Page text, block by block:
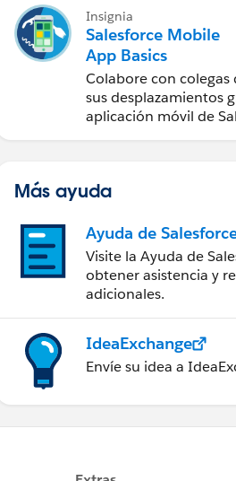
Insignia
Salesforce Mobile
App Basics
Colabore con colegas
sus desplazamientos
aplicación móvil de
Más ayuda
Ayuda de
Visite la Ayuda de
obtener asistencia y
adicionales.
IdeaExchange
Envíe su idea a